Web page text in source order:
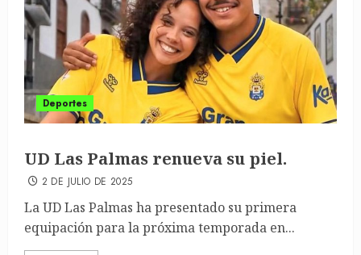
Deportes
UD Las Palmas renueva su piel.
2 DE JULIO DE 2025
La UD Las Palmas ha presentado su primera
equipación para la próxima temporada en...